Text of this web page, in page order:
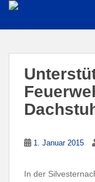
1. Januar 2015
In der